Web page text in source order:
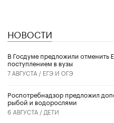
НОВОСТИ
В Госдуме предложили отменить
поступлением в вузы
7 АВГУСТА / ЕГЭ И ОГЭ
Роспотребнадзор предложил
рыбой и водорослями
6 АВГУСТА / ДЕТИ